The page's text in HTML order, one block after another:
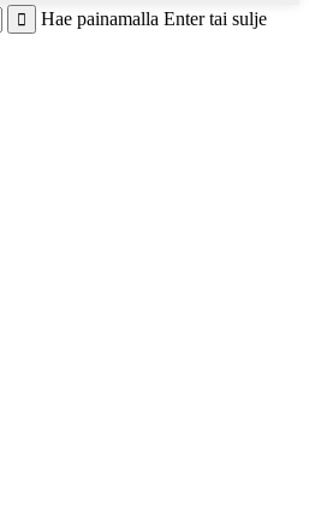
Hae painamalla Enter tai sulje